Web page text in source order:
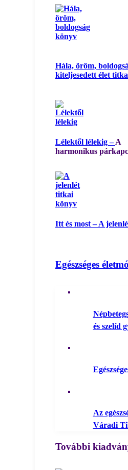
Hála, öröm,
kiteljesedett élet
Lélektől lélekig –A
harmonikus
Itt és most – A
Egészséges
és szelíd
Az
Váradi
További